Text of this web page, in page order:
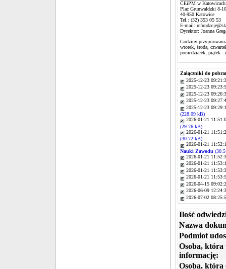
CEiPM w Katowicach
Plac Grunwaldzki 8-
40-950 Katowice
Tel.: (32) 353 05 53
E-mail:
Dyrektor: Joanna
Godziny
wtorek, środa,
poniedziałek, piątek -
Załączniki do
2025-12-23
2025-12-23
2025-12-23
2025-12-23
2025-12-23
(228.09 kB)
2026-01-21
(29.76 kB)
2026-01-21
(30.72 kB)
2026-01-21
Nauki Zawodu
2026-01-21
2026-01-21
2026-01-21
2026-01-21
2026-04-15
2026-06-09
2026-07-02
Ilość
Nazwa
Podmiot
Osoba, która
informację:
Osoba, która